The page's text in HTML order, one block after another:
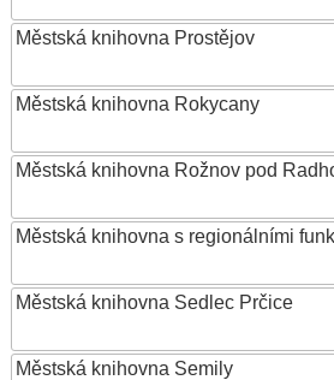
Městská knihovna Prostějov
Městská knihovna Rokycany
Městská knihovna Rožnov pod
Městská knihovna s regionálními
Městská knihovna Sedlec Prčice
Městská knihovna Semily